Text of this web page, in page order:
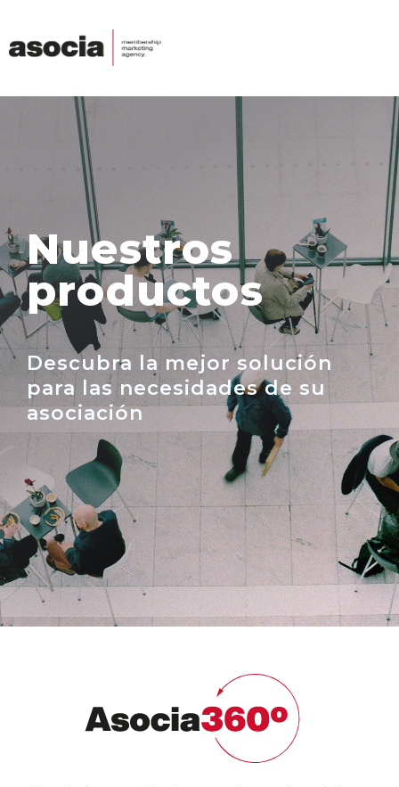
Nuestros
productos
Descubra la mejor solución
para las necesidades de su
asociación